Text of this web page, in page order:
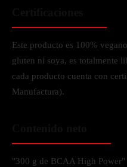
Este producto es 100%
gluten ni soya, es totalmente
cada producto cuenta con
Manufactura).
"300 g de BCAA High Power"